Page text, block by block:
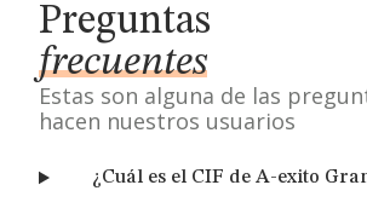
Preguntas
frecuentes
Estas son alguna de las
hacen nuestros usuarios
¿Cuál es el CIF de A-exito